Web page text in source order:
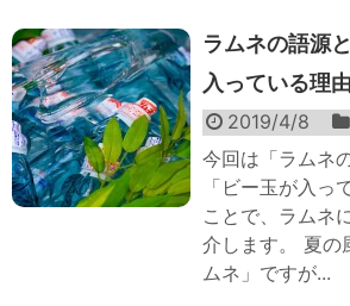
ラムネの語源
入っている理
2019/4/8
今回は「ラムネ
「ビー玉が入っ
ことで、ラムネ
介します。 夏の
ムネ」ですが...